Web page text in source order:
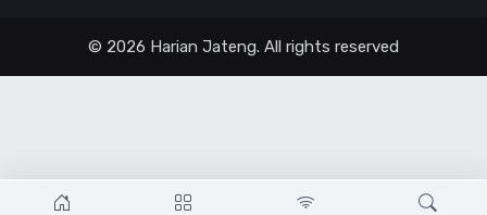
© 2026 Harian Jateng. All rights reserved